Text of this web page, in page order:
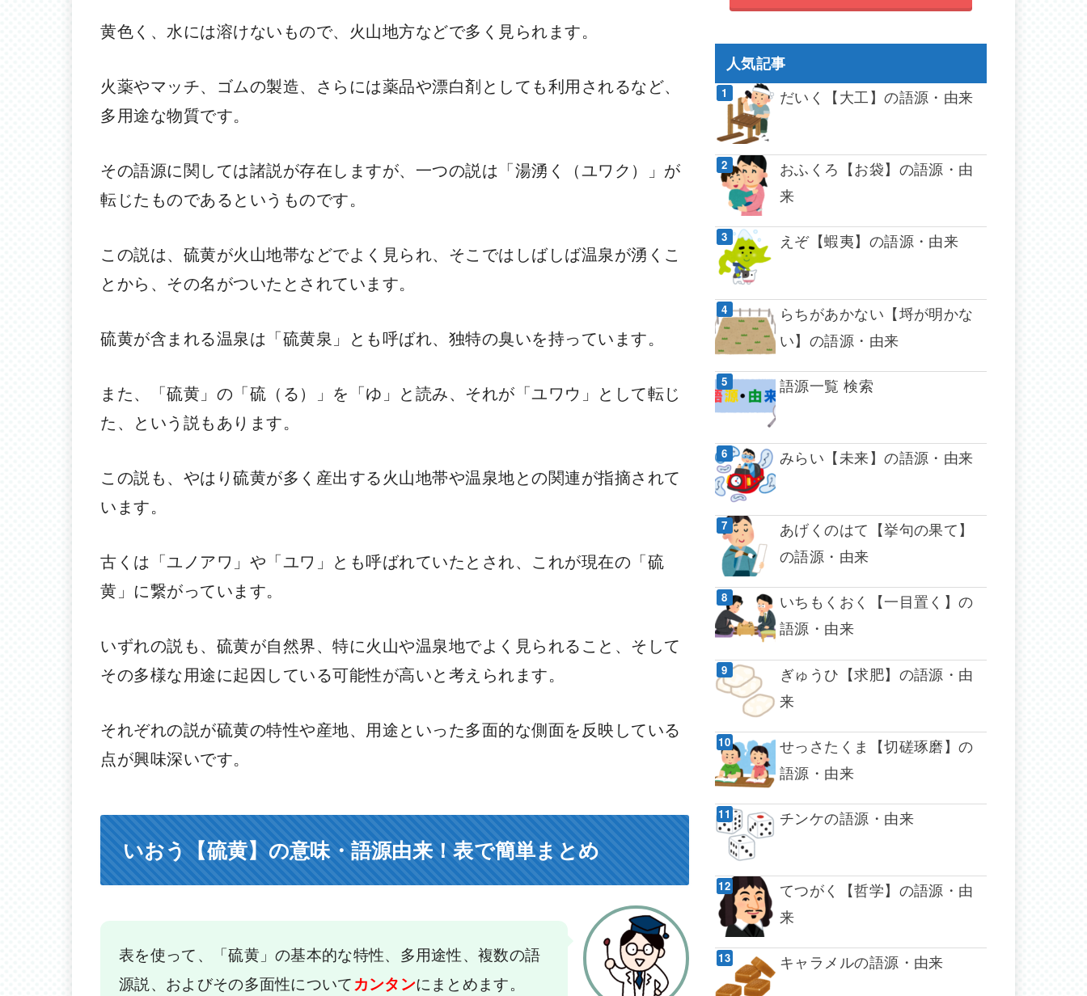
黄色く、水には溶けないもので、火山地方などで多く見られます。
火薬やマッチ、ゴムの製造、さらには薬品や漂白剤としても利用されるなど、
多用途な物質です。
その語源に関しては諸説が存在しますが、一つの説は「湯湧く（ユワク）」が
転じたものであるというものです。
この説は、硫黄が火山地帯などでよく見られ、そこではしばしば温泉が湧くこ
とから、その名がついたとされています。
硫黄が含まれる温泉は「硫黄泉」とも呼ばれ、独特の臭いを持っています。
また、「硫黄」の「硫（る）」を「ゆ」と読み、それが「ユワウ」として転じ
た、という説もあります。
この説も、やはり硫黄が多く産出する火山地帯や温泉地との関連が指摘されて
います。
古くは「ユノアワ」や「ユワ」とも呼ばれていたとされ、これが現在の「硫
黄」に繋がっています。
いずれの説も、硫黄が自然界、特に火山や温泉地でよく見られること、そして
その多様な用途に起因している可能性が高いと考えられます。
それぞれの説が硫黄の特性や産地、用途といった多面的な側面を反映している
点が興味深いです。
いおう【硫黄】の意味・語源由来！表で簡単まとめ
表を使って、「硫黄」の基本的な特性、多用途性、複数の語
源説、およびその多面性についてカンタンにまとめます。
人気記事
だいく【大工】の語源・由来
おふくろ【お袋】の語源・由
来
えぞ【蝦夷】の語源・由来
らちがあかない【埒が明かな
い】の語源・由来
語源一覧 検索
みらい【未来】の語源・由来
あげくのはて【挙句の果て】
の語源・由来
いちもくおく【一目置く】の
語源・由来
ぎゅうひ【求肥】の語源・由
来
せっさたくま【切磋琢磨】の
語源・由来
チンケの語源・由来
てつがく【哲学】の語源・由
来
キャラメルの語源・由来